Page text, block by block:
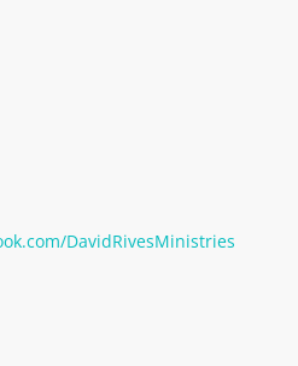
DavidRivesMinistries